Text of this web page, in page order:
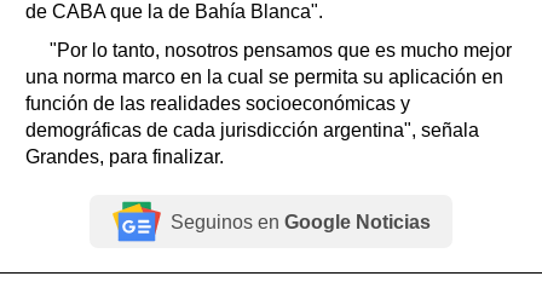
de CABA que la de Bahía Blanca".
"Por lo tanto, nosotros pensamos que es mucho mejor
una norma marco en la cual se permita su aplicación en
función de las realidades socioeconómicas y
demográficas de cada jurisdicción argentina", señala
Grandes, para finalizar.
Seguinos en Google Noticias